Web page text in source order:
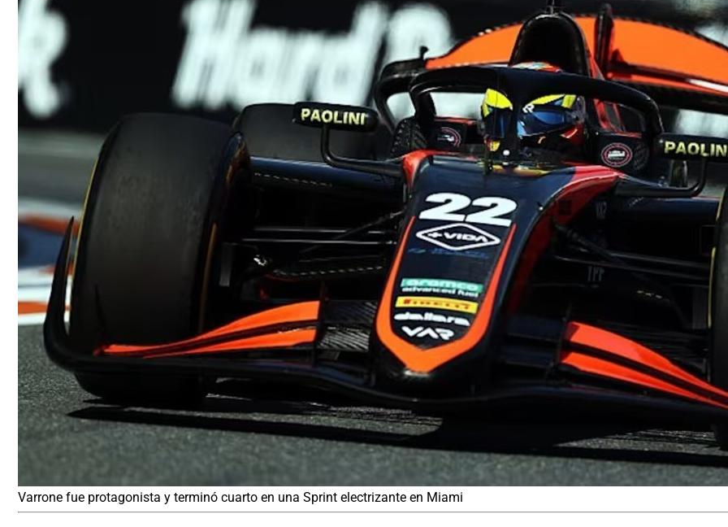
Varrone fue protagonista y terminó cuarto en una Sprint electrizante en Miami